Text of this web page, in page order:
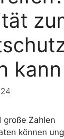
kann
große Zahlen
können